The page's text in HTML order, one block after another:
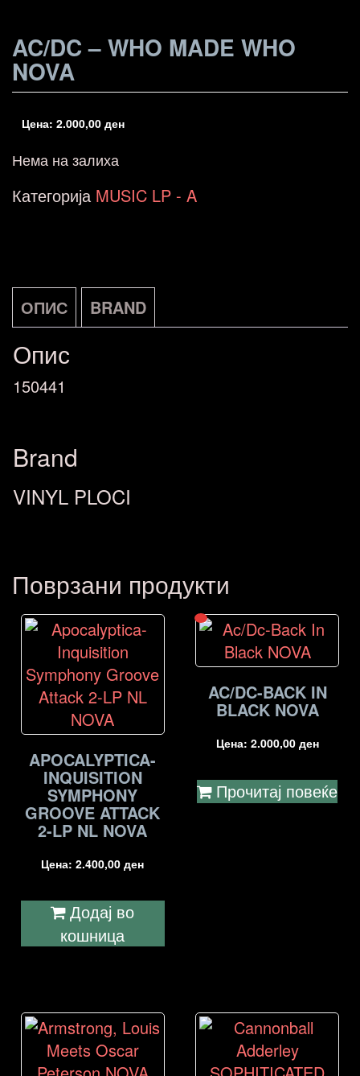
AC/DC – WHO MADE WHO
NOVA
Цена: 2.000,00 ден
Нема на залиха
Категорија MUSIC LP - A
ОПИС BRAND
Опис
150441
Brand
VINYL PLOCI
Поврзани продукти
APOCALYPTICA-
INQUISITION
SYMPHONY
GROOVE ATTACK
2-LP NL NOVA
Цена:2.400,00ден
Додај во
кошница
AC/DC-BACK IN
BLACK NOVA
Цена: 2.000,00 ден
Прочитај повеќе